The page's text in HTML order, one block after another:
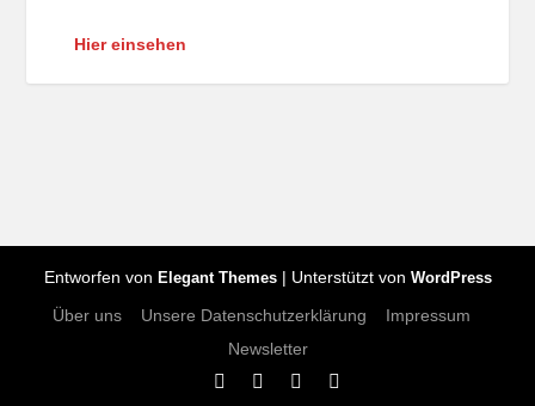
Hier einsehen
Entworfen von Elegant Themes| Unterstützt von WordPress
Über uns Unsere Datenschutzerklärung
Impressum
Newsletter